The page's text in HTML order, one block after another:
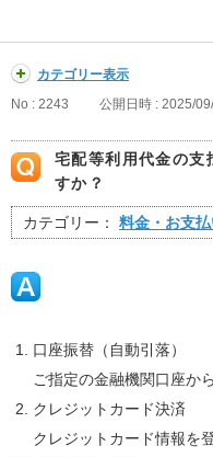
カテゴリー表示
No : 2243
公開日時 : 2025/
宅配等利用代金の支
すか？
カテゴリー： 料金・お支
口座振替（自動引落）
ご指定の金融機関口座か
クレジットカード決済
クレジットカード情報を